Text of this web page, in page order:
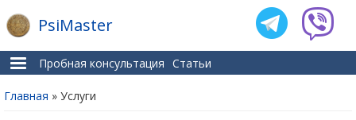
PsiMaster
Пробная консультация Статьи
Вы здесь
Главная » Услуги